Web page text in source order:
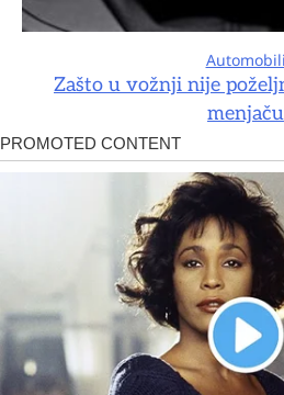
Automobili
Zašto u vožnji nije
menjaču